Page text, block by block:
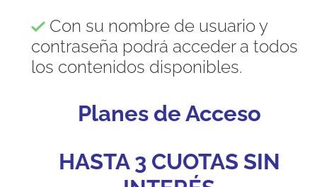
Con su nombre de usuario y
contraseña podrá acceder a todos
los contenidos disponibles.
Planes de Acceso
HASTA 3 CUOTAS SIN